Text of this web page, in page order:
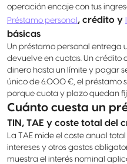
operación encaje con tus
Préstamo personal , crédito y
básicas
Un préstamo personal entrega
devuelve en cuotas. Un crédito
dinero hasta un límite y pagar
único de 6.000 €, el préstamo
porque cuota y plazo quedan
Cuánto cuesta un
TIN, TAE y coste total del
La TAE mide el coste anual
intereses y otros gastos
muestra el interés nominal